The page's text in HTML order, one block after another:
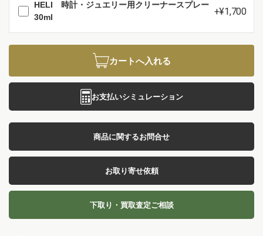
HELI 時計・ジュエリー用クリーナースプレー
30ml
+¥1,700
カートへ入れる
お支払いシミュレーション
商品に関するお問合せ
お取り寄せ依頼
下取り・買取査定ご相談